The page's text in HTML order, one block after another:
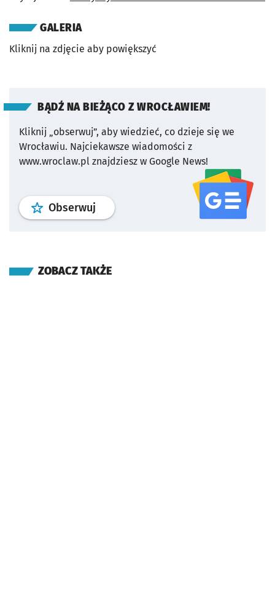
GALERIA
Kliknij na zdjęcie aby powiększyć
BĄDŹ NA BIEŻĄCO Z WROCŁAWIEM!
Kliknij „obserwuj”, aby wiedzieć, co dzieje się we
Wrocławiu. Najciekawsze wiadomości z
www.wroclaw.pl znajdziesz w Google News!
Obserwuj profil serwisu
ZOBACZ TAKŻE